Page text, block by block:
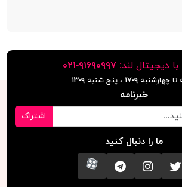
دیجیتال لند:٩١۶٩٠٩٩٧-٠٢١
تا چهارشنبه۹-۱۷ ، پنج شنبه۹-١٣
خبرنامه
اشتراک
ما را دنبال کنید
تویتر اینستاگرامکانال تلگرام
آپارات